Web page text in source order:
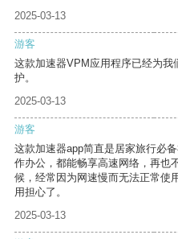
2025-03-13
游客
这款加速器VPM应用程序已经为
护。
2025-03-13
游客
这款加速器app简直是居家旅行必
作办公，都能畅享高速网络，再也
候，经常因为网速慢而无法正常使
用担心了。
2025-03-13